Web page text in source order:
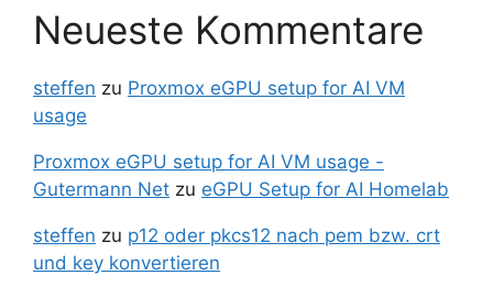
Neueste Kommentare
steffen zu Proxmox eGPU setup for AI VM
usage
Proxmox eGPU setup for AI VM usage -
Gutermann Net zu eGPU Setup for AI Homelab
steffen zu p12 oder pkcs12 nach pem bzw. crt
und key konvertieren